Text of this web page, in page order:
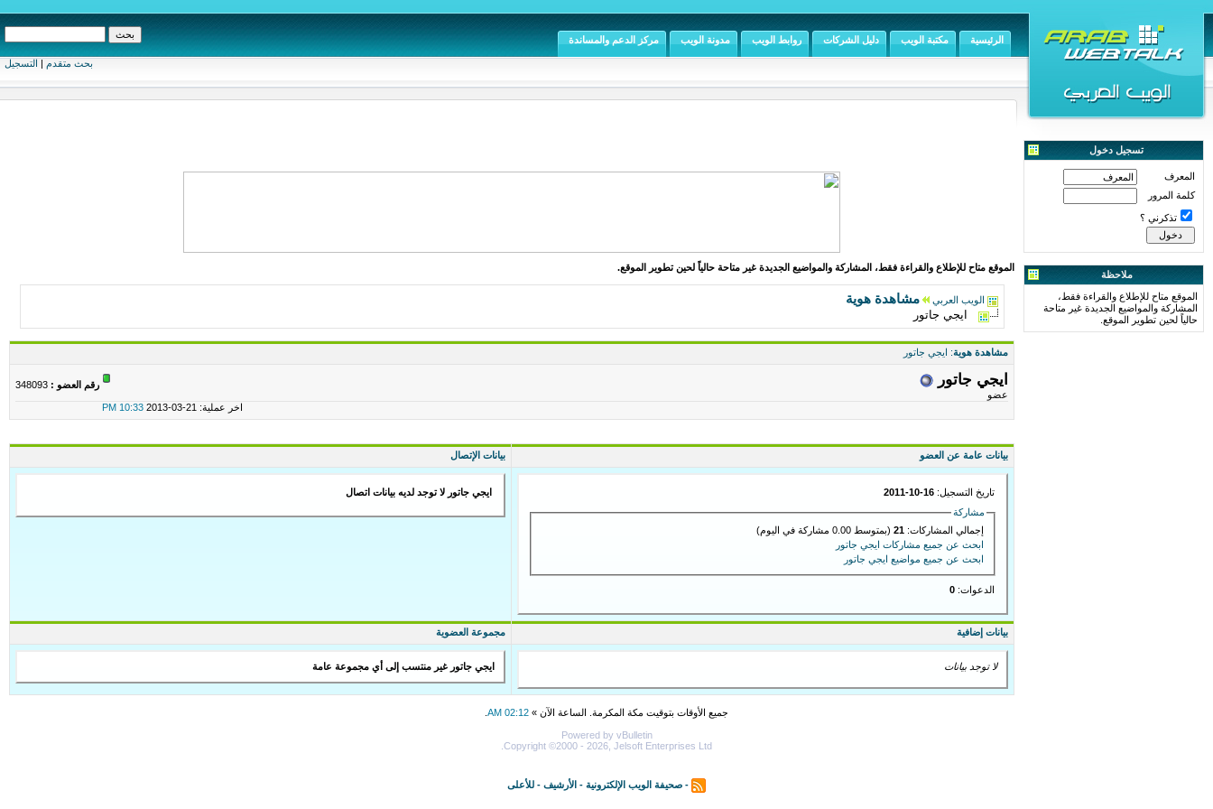
بحث متقدم | التسجيل
الرئيسية مكتبة الويب دليل الشركات روابط الويب مدونة الويب مركز الدعم والمساندة
تسجيل دخول
المعرف
كلمة المرور
تذكرني ؟
ملاحظة
الموقع متاح للإطلاع والقراءة فقط،
المشاركة والمواضيع الجديدة غير متاحة
حالياً لحين تطوير الموقع.
الموقع متاح للإطلاع والقراءة فقط، المشاركة والمواضيع الجديدة غير متاحة حالياً لحين تطوير الموقع.
الويب العربي مشاهدة هوية
ايجي جاتور
مشاهدة هوية: ايجي جاتور
ايجي جاتور
عضو
رقم العضو :
اخر عملية: 21-03-2013 10:33 PM
بيانات عامة عن العضو بيانات الإتصال
تاريخ التسجيل: 16-10-2011
مشاركة
إجمالي المشاركات:21 (بمتوسط 0.00 مشاركة في اليوم)
ابحث عن جميع مشاركات ايجي جاتور
ابحث عن جميع مواضيع ايجي جاتور
الدعوات: 0
ايجي جاتور لا توجد لديه بيانات اتصال
بيانات إضافية مجموعة العضوية
لا توجد بيانات ايجي جاتور غير منتسب إلى أي مجموعة عامة
جميع الأوقات بتوقيت مكة المكرمة. الساعة الآن » 02:12 AM
Powered by vBulletin
Copyright ©2000 - 2026, Jelsoft Enterprises Ltd.
- صحيفة الويب الإلكترونية - الأرشيف - للأعلى